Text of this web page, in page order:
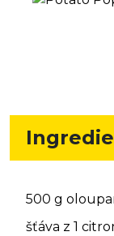
500 g
šťáva z 1